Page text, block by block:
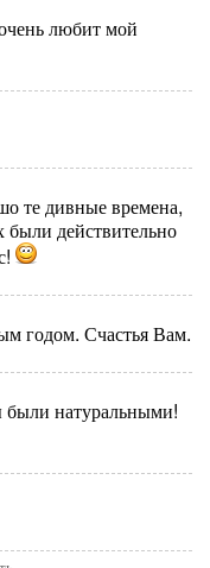
любит мой
те дивные времена,
были действительно
годом. Счастья Вам.
были натуральными!